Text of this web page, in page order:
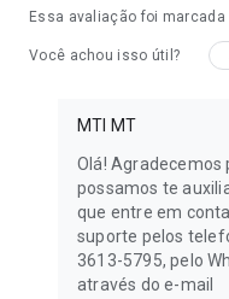
Essa avaliação foi
Você achou isso útil?
MTI MT
Olá! Agradecemos
possamos te
que entre em
suporte pelos
3613-5795, pelo
através do e-mail